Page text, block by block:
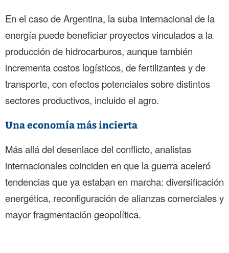
En el caso de Argentina, la suba internacional de la
energía puede beneficiar proyectos vinculados a la
producción de hidrocarburos, aunque también
incrementa costos logísticos, de fertilizantes y de
transporte, con efectos potenciales sobre distintos
sectores productivos, incluido el agro.
Una economía más incierta
Más allá del desenlace del conflicto, analistas
internacionales coinciden en que la guerra aceleró
tendencias que ya estaban en marcha: diversificación
energética, reconfiguración de alianzas comerciales y
mayor fragmentación geopolítica.